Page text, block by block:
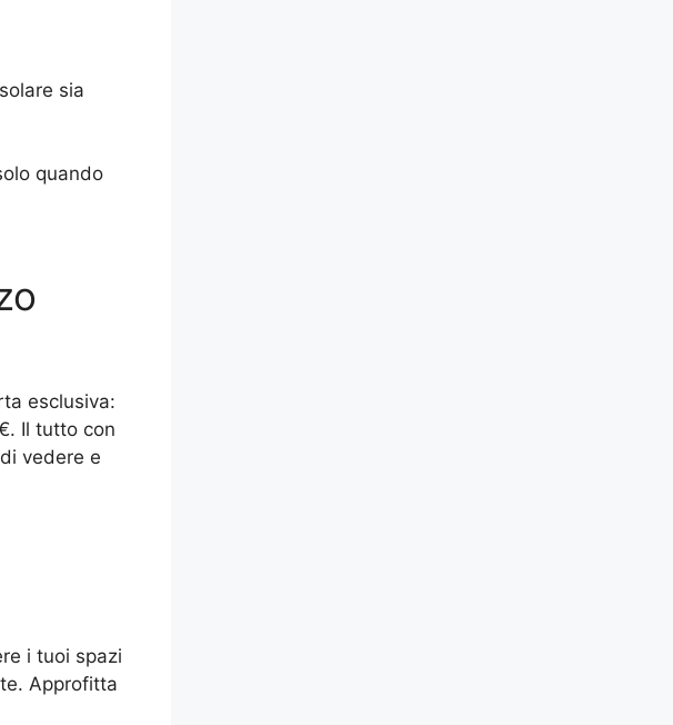
sia
quando
esclusiva:
Il tutto con
vedere e
i tuoi spazi
Approfitta